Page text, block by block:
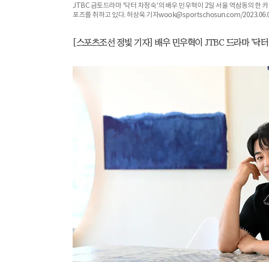
JTBC 금토드라마 '닥터 차정숙'의 배우 민우혁이 2일 서울 역삼동의 한
포즈를 취하고 있다. 허상욱 기자wook@sportschosun.com/
[스포츠조선 정빛 기자] 배우 민우혁이 JTBC 드라마 '닥